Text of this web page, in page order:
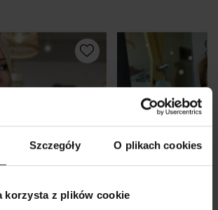
Szczegóły O plikach cookies
korzysta z plików cookie